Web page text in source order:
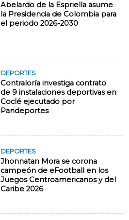
Abelardo de la Espriella asume
la Presidencia de Colombia para
el periodo 2026-2030
DEPORTES
Contraloría investiga contrato
de 9 instalaciones deportivas en
Coclé ejecutado por
Pandeportes
DEPORTES
Jhonnatan Mora se corona
campeón de eFootball en los
Juegos Centroamericanos y del
Caribe 2026